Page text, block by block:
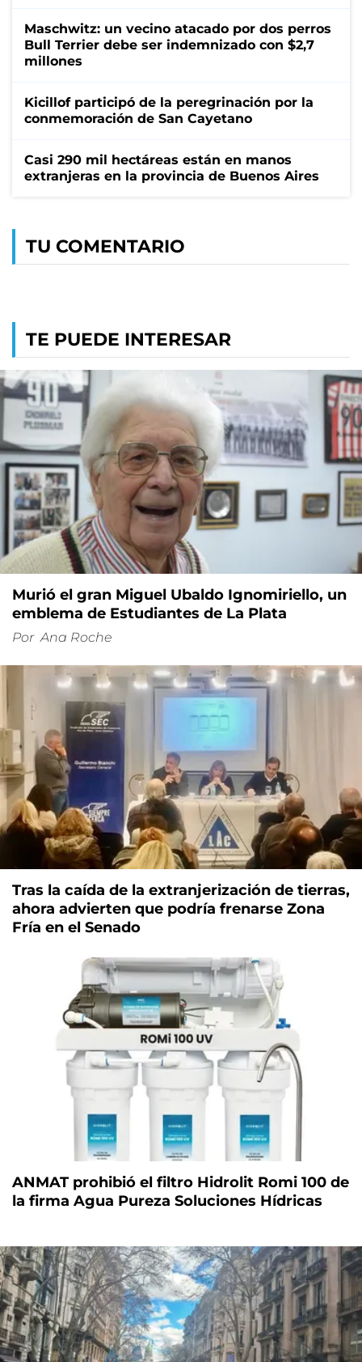
Maschwitz: un vecino atacado por dos perros
Bull Terrier debe ser indemnizado con $2,7
millones
Kicillof participó de la peregrinación por la
conmemoración de San Cayetano
Casi 290 mil hectáreas están en manos
extranjeras en la provincia de Buenos Aires
TU COMENTARIO
TE PUEDE INTERESAR
Murió el gran Miguel Ubaldo Ignomiriello, un
emblema de Estudiantes de La Plata
Por Ana Roche
Tras la caída de la extranjerización de tierras,
ahora advierten que podría frenarse Zona
Fría en el Senado
ANMAT prohibió el filtro Hidrolit Romi 100 de
la firma Agua Pureza Soluciones Hídricas